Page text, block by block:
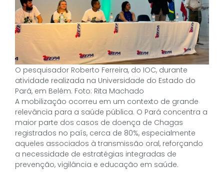
O pesquisador Roberto Ferreira, do IOC, durante
atividade realizada na Universidade do Estado do
Pará, em Belém. Foto: Rita Machado
A mobilização ocorreu em um contexto de grande
relevância para a saúde pública. O Pará concentra a
maior parte dos casos de doença de Chagas
registrados no país, cerca de 80%, especialmente
aqueles associados à transmissão oral, reforçando
a necessidade de estratégias integradas de
prevenção, vigilância e educação em saúde.